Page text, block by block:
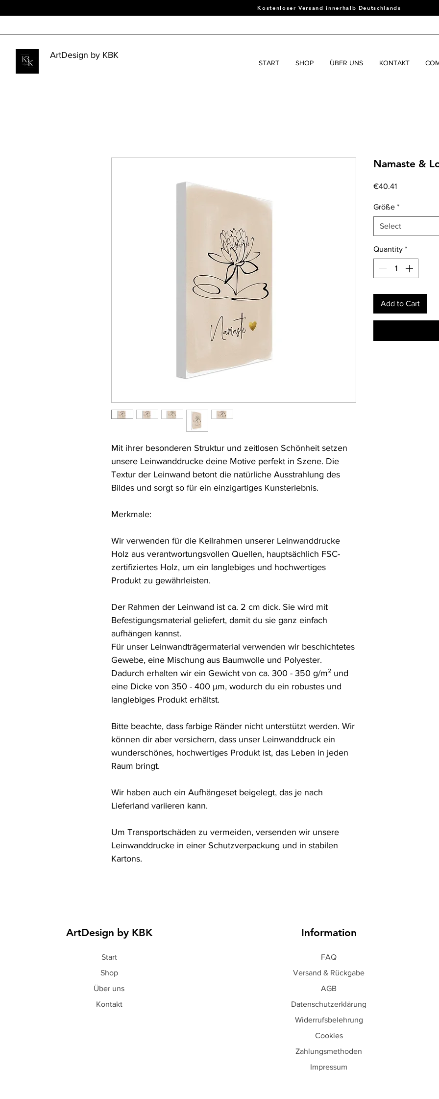
Kostenloser Versand innerhalb Deutschlands
ArtDesign by KBK
START SHOP ÜBER UNS KONTAKT
Mit ihrer besonderen Struktur und zeitlosen Schönheit setzen
unsere Leinwanddrucke deine Motive perfekt in Szene. Die
Textur der Leinwand betont die natürliche Ausstrahlung des
Bildes und sorgt so für ein einzigartiges Kunsterlebnis.
Merkmale:
Wir verwenden für die Keilrahmen unserer Leinwanddrucke
Holz aus verantwortungsvollen Quellen, hauptsächlich FSC-
zertifiziertes Holz, um ein langlebiges und hochwertiges
Produkt zu gewährleisten.
Der Rahmen der Leinwand ist ca. 2 cm dick. Sie wird mit
Befestigungsmaterial geliefert, damit du sie ganz einfach
aufhängen kannst.
Für unser Leinwandträgermaterial verwenden wir beschichtetes
Gewebe, eine Mischung aus Baumwolle und Polyester.
Dadurch erhalten wir ein Gewicht von ca. 300 - 350 g/m² und
eine Dicke von 350 - 400 µm, wodurch du ein robustes und
langlebiges Produkt erhältst.
Bitte beachte, dass farbige Ränder nicht unterstützt werden. Wir
können dir aber versichern, dass unser Leinwanddruck ein
wunderschönes, hochwertiges Produkt ist, das Leben in jeden
Raum bringt.
Wir haben auch ein Aufhängeset beigelegt, das je nach
Lieferland variieren kann.
Um Transportschäden zu vermeiden, versenden wir unsere
Leinwanddrucke in einer Schutzverpackung und in stabilen
Kartons.
Namaste &
€40.41Price
Größe *
Select
Quantity *
Add to Cart
ArtDesign by KBK
Start
Shop
Über uns
Kontakt
Information
FAQ
Versand & Rückgabe
AGB
Datenschutzerklärung
Widerrufsbelehrung
Cookies
Zahlungsmethoden
Impressum